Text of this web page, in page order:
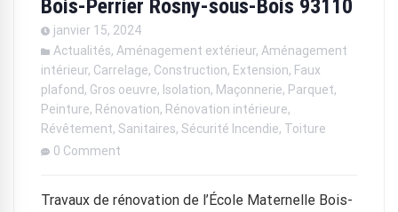
Bois-Perrier Rosny-sous-Bois 93110
janvier 15, 2024
Actualités, Aménagement extérieur, Aménagement
intérieur, Carrelage, Construction, Extension, Faux
plafond, Gros oeuvre, Isolation, Maçonnerie, Parquet,
Peinture, Rénovation, Rénovation intérieure,
Révêtement, Sanitaires, Sécurité Incendie, Toiture
0 Comment
Travaux de rénovation de l’École Maternelle Bois-